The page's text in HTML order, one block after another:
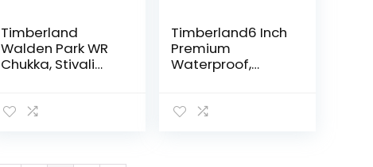
Timberland
Walden Park WR
Chukka, Stivali
Timberland6 Inch
Premium
Waterproof,